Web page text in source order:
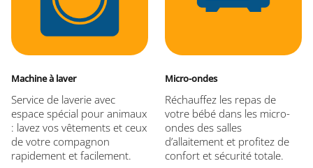
Machine à laver
Service de laverie avec
espace spécial pour animaux
: lavez vos vêtements et ceux
de votre compagnon
rapidement et facilement.
Micro-ondes
Réchauffez les repas de
votre bébé dans les micro-
ondes des salles
d’allaitement et profitez de
confort et sécurité totale.